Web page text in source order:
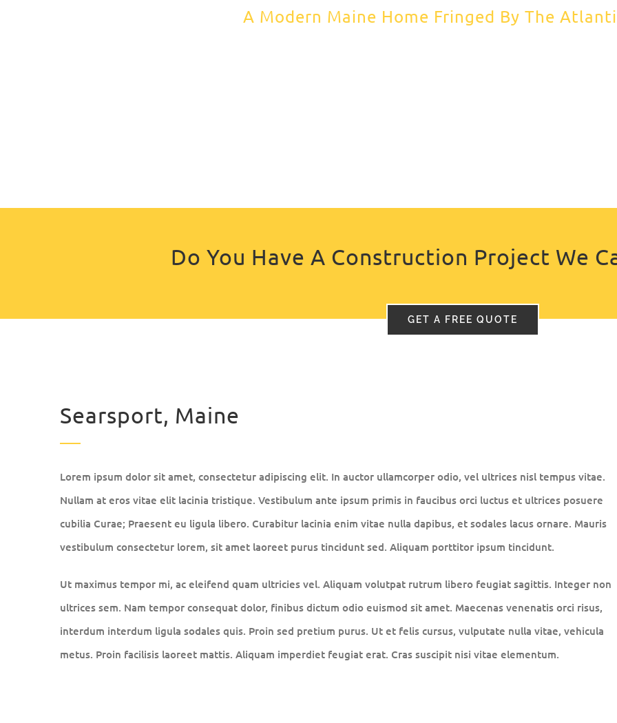
A Modern Maine Home Fringed By The
Do You Have A Construction Project We
GET A FREE QUOTE
Searsport, Maine
Lorem ipsum dolor sit amet, consectetur adipiscing elit. In auctor ullamcorper odio, vel ultrices nisl tempus vitae.
Nullam at eros vitae elit lacinia tristique. Vestibulum ante ipsum primis in faucibus orci luctus et ultrices posuere
cubilia Curae; Praesent eu ligula libero. Curabitur lacinia enim vitae nulla dapibus, et sodales lacus ornare. Mauris
vestibulum consectetur lorem, sit amet laoreet purus tincidunt sed. Aliquam porttitor ipsum tincidunt.
Ut maximus tempor mi, ac eleifend quam ultricies vel. Aliquam volutpat rutrum libero feugiat sagittis. Integer non
ultrices sem. Nam tempor consequat dolor, finibus dictum odio euismod sit amet. Maecenas venenatis orci risus,
interdum interdum ligula sodales quis. Proin sed pretium purus. Ut et felis cursus, vulputate nulla vitae, vehicula
metus. Proin facilisis laoreet mattis. Aliquam imperdiet feugiat erat. Cras suscipit nisi vitae elementum.